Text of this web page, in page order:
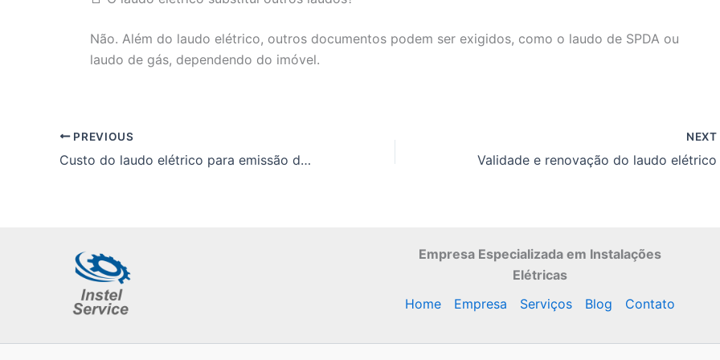
Não. Além do laudo elétrico, outros documentos podem ser exigidos, como o laudo de SPDA ou
laudo de gás, dependendo do imóvel.
PREVIOUS
Custo do laudo elétrico para emissão de CLCB
NEXT
Empresa Especializada em Instalações
Elétricas
Home
Empresa Serviços Blog Contato